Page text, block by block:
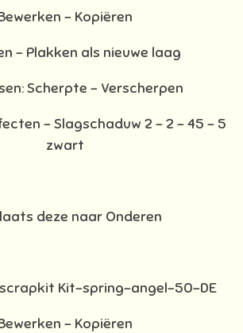
– Kopiëren
- Plakken als nieuwe laag
Scherpte – Verscherpen
- Slagschaduw 2 – 2 – 45 – 5
zwart
deze naar Onderen
scrapkit Kit-spring-angel-50-DE
– Kopiëren